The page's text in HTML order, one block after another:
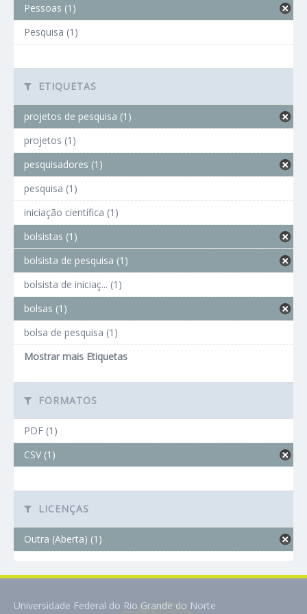
Pessoas (1)
Pesquisa (1)
ETIQUETAS
projetos de pesquisa (1)
projetos (1)
pesquisadores (1)
pesquisa (1)
iniciação científica (1)
bolsistas (1)
bolsista de pesquisa (1)
bolsista de iniciaç... (1)
bolsas (1)
bolsa de pesquisa (1)
Mostrar mais Etiquetas
FORMATOS
PDF (1)
CSV (1)
LICENÇAS
Outra (Aberta) (1)
Universidade Federal do Rio Grande do Norte